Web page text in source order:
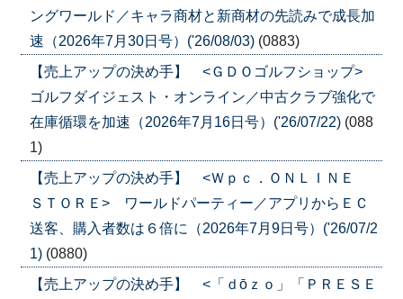
ングワールド／キャラ商材と新商材の先読みで成長加
速（2026年7月30日号）('26/08/03) (0883)
【売上アップの決め手】 <ＧＤＯゴルフショップ>
ゴルフダイジェスト・オンライン／中古クラブ強化で
在庫循環を加速（2026年7月16日号）('26/07/22) (088
1)
【売上アップの決め手】 <Ｗｐｃ．ＯＮＬＩＮＥ
ＳＴＯＲＥ> ワールドパーティー／アプリからＥＣ
送客、購入者数は６倍に（2026年7月9日号）('26/07/2
1) (0880)
【売上アップの決め手】 <「ｄōｚｏ」「ＰＲＥＳＥ